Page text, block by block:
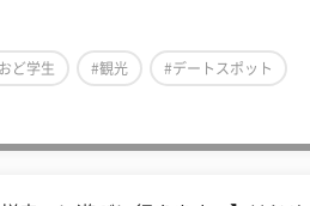
ど学生 #観光 #デートスポット